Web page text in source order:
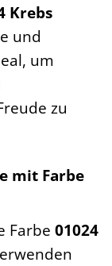
Krebs
und
um
zu
mit Farbe
Farbe 01024